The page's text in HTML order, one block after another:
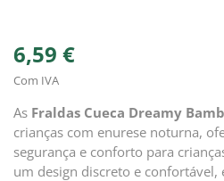
6,59 €
Com IVA
As Fraldas Cueca Dreamy
crianças com enurese noturna,
segurança e conforto para
um design discreto e confortável,